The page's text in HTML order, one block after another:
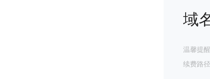
域
温馨提
续费路